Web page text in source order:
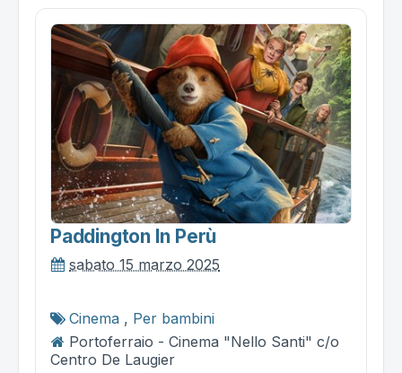
Paddington In Perù
sabato 15 marzo 2025
Cinema , Per bambini
Portoferraio - Cinema "Nello Santi" c/o
Centro De Laugier